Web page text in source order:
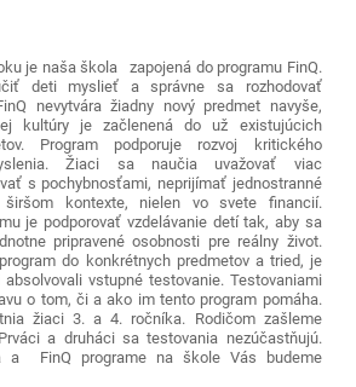
je naša škola zapojená do programu FinQ.
deti myslieť a správne sa rozhodovať
nevytvára žiadny nový predmet navyše,
kultúry je začlenená do už existujúcich
Program podporuje rozvoj kritického
Žiaci sa naučia uvažovať viac
s pochybnosťami, neprijímať jednostranné
kontexte, nielen vo svete financií.
je podporovať vzdelávanie detí tak, aby sa
pripravené osobnosti pre reálny život.
do konkrétnych predmetov a tried, je
vstupné testovanie. Testovaniami
o tom, či a ako im tento program pomáha.
žiaci 3. a 4. ročníka. Rodičom zašleme
a druháci sa testovania nezúčastňujú.
a FinQ programe na škole Vás budeme